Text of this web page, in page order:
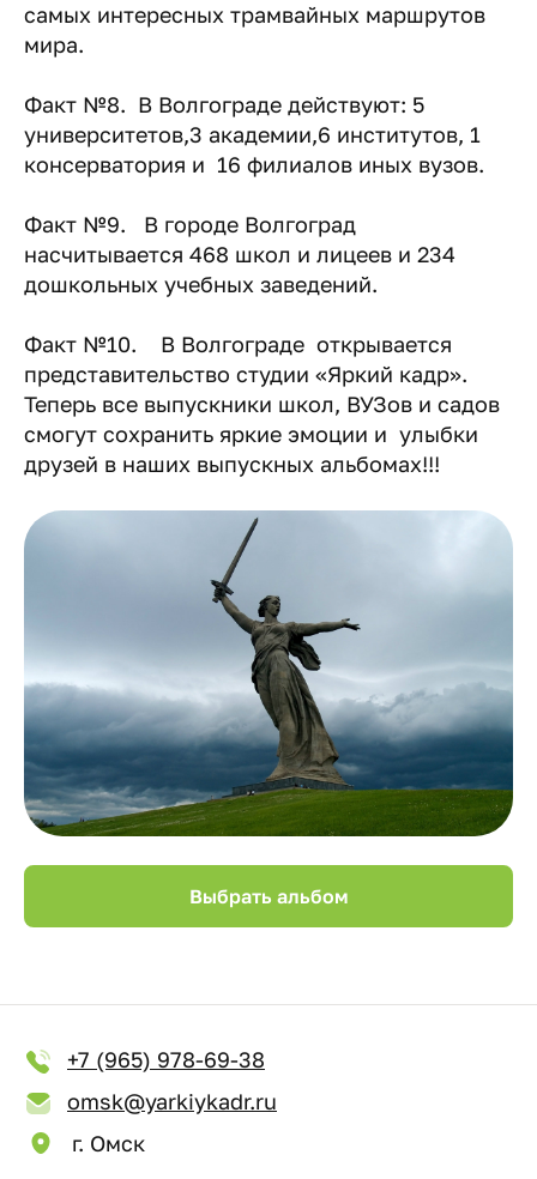
самых интересных трамвайных маршрутов
мира.
Факт №8. В Волгограде действуют: 5
университетов,3 академии,6 институтов, 1
консерватория и 16 филиалов иных вузов.
Факт №9. В городе Волгоград
насчитывается 468 школ и лицеев и 234
дошкольных учебных заведений.
Факт №10. В Волгограде открывается
представительство студии «Яркий кадр».
Теперь все выпускники школ, ВУЗов и садов
смогут сохранить яркие эмоции и улыбки
друзей в наших выпускных альбомах!!!
Выбрать альбом
+7 (965) 978-69-38
omsk@yarkiykadr.ru
г. Омск